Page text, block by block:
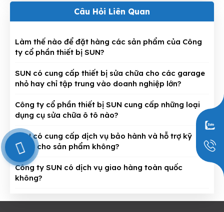
Câu Hỏi Liên Quan
Làm thế nào để đặt hàng các sản phẩm của Công
ty cổ phần thiết bị SUN?
SUN có cung cấp thiết bị sửa chữa cho các garage
nhỏ hay chỉ tập trung vào doanh nghiệp lớn?
Công ty cổ phần thiết bị SUN cung cấp những loại
dụng cụ sửa chữa ô tô nào?
SUN có cung cấp dịch vụ bảo hành và hỗ trợ kỹ
thuật cho sản phẩm không?
Công ty SUN có dịch vụ giao hàng toàn quốc
không?
0909797251